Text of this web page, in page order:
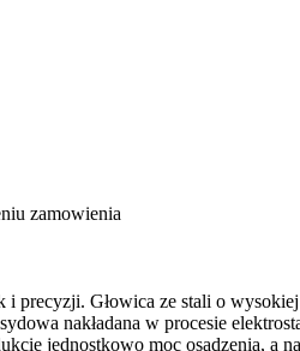
zamowienia
precyzji. Głowica ze stali o
nakładana w procesie
jednostkowo moc osadzenia,